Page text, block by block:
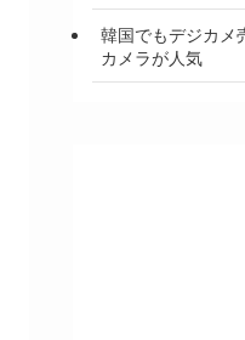
韓国でもデジカメ
カメラが人気